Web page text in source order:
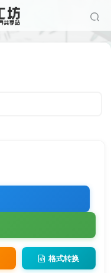
格式转换